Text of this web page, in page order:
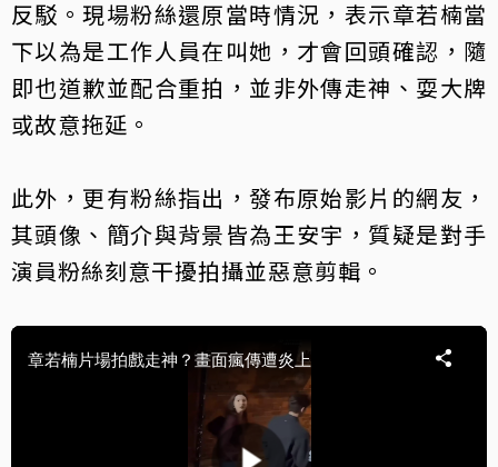
反駁。現場粉絲還原當時情況，表示章若楠當
下以為是工作人員在叫她，才會回頭確認，隨
即也道歉並配合重拍，並非外傳走神、耍大牌
或故意拖延。
此外，更有粉絲指出，發布原始影片的網友，
其頭像、簡介與背景皆為王安宇，質疑是對手
演員粉絲刻意干擾拍攝並惡意剪輯。